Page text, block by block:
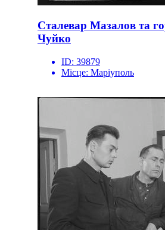
Сталевар Мазалов та
Чуйко
ID: 39879
Місце: Маріуполь